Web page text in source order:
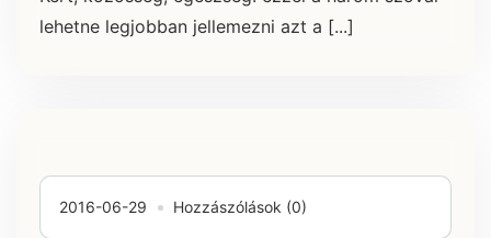
lehetne legjobban jellemezni azt a [...]
2016-06-29 Hozzászólások (0)